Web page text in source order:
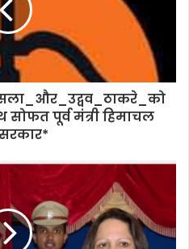
सोफत पूर्व मंत्री हिमाचल